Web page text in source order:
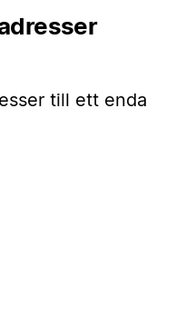
till ett enda